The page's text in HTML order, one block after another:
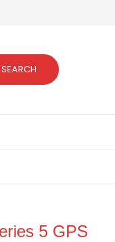
SEARCH
5 GPS